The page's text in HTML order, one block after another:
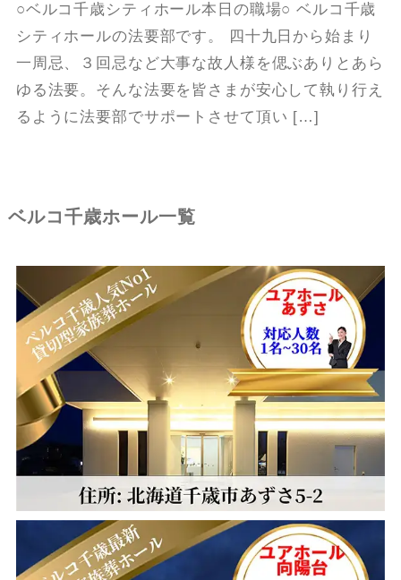
○ベルコ千歳シティホール本日の職場○ ベルコ千歳
シティホールの法要部です。 四十九日から始まり
一周忌、３回忌など大事な故人様を偲ぶありとあら
ゆる法要。そんな法要を皆さまが安心して執り行え
るように法要部でサポートさせて頂い […]
ベルコ千歳ホール一覧